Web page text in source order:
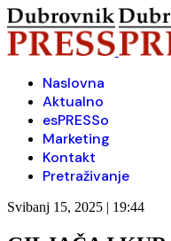
Naslovna
Aktualno
esPRESSo
Marketing
Kontakt
Pretraživanje
Svibanj 15, 2025 | 19:44